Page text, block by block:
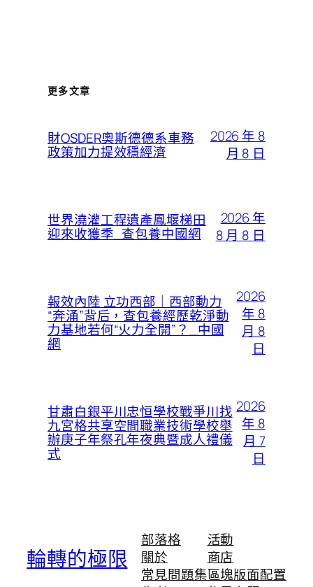
更多文章
財OSDER奧斯德德系車務
政策加力提效穩經濟
2026 年 8
月 8 日
世界澆灌工程遺產鳳堰梯田
迎來收獲季_查包養中國網
2026 年
8 月 8 日
報效內陸 立功西部｜西部動力
“奔涌”背后，查包養經歷乾淨動
力基地若何“火力全開”？_中國
網
2026
年 8
月 8
日
甘肅白銀平川忠恒學校戰爭川找
九宮格共享空間職業技術學校舉
辦庚子年祭孔年夜典暨成人禮儀
式
2026
年 8
月 7
日
輪轉的極限
部落格
關於
常見問題集
活動
商店
區塊版面配置